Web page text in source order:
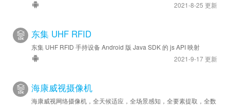
2021-8-25 更新
东集 UHF RFID
东集 UHF RFID 手持设备 Android 版 Java SDK 的 js API 映射
2021-9-17 更新
海康威视摄像机
海康威视网络摄像机，全天候适应，全场景感知，全要素提取，全数